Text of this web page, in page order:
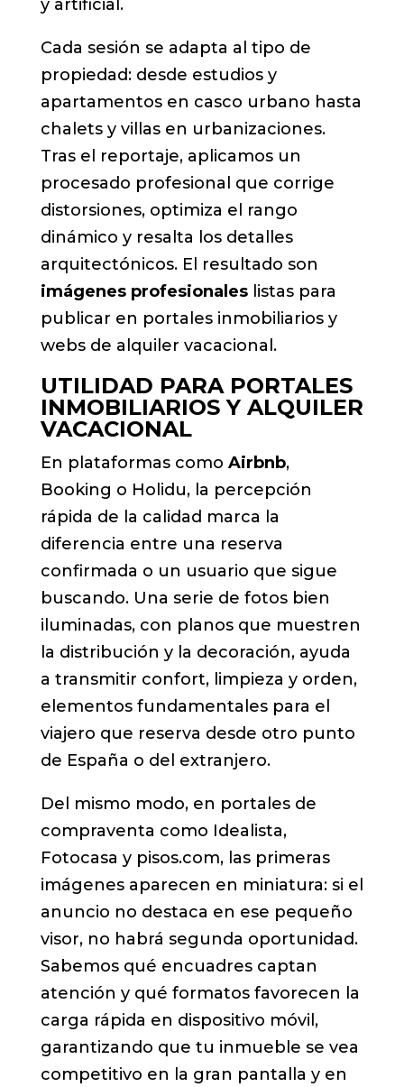
y artificial.
Cada sesión se adapta al tipo de
propiedad: desde estudios y
apartamentos en casco urbano hasta
chalets y villas en urbanizaciones.
Tras el reportaje, aplicamos un
procesado profesional que corrige
distorsiones, optimiza el rango
dinámico y resalta los detalles
arquitectónicos. El resultado son
imágenes profesionaleslistas para
publicar en portales inmobiliarios y
webs de alquiler vacacional.
UTILIDAD PARA PORTALES
INMOBILIARIOS Y ALQUILER
VACACIONAL
En plataformas como Airbnb,
Booking o Holidu, la percepción
rápida de la calidad marca la
diferencia entre una reserva
confirmada o un usuario que sigue
buscando. Una serie de fotos bien
iluminadas, con planos que muestren
la distribución y la decoración, ayuda
a transmitir confort, limpieza y orden,
elementos fundamentales para el
viajero que reserva desde otro punto
de España o del extranjero.
Del mismo modo, en portales de
compraventa como Idealista,
Fotocasa y pisos.com, las primeras
imágenes aparecen en miniatura: si el
anuncio no destaca en ese pequeño
visor, no habrá segunda oportunidad.
Sabemos qué encuadres captan
atención y qué formatos favorecen la
carga rápida en dispositivo móvil,
garantizando que tu inmueble se vea
competitivo en la gran pantalla y en